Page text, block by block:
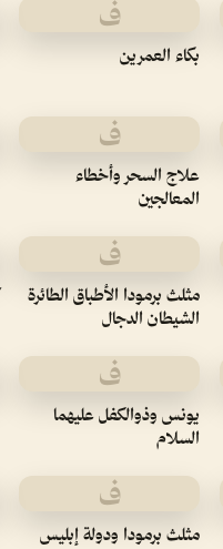
ف
بكاء العمرين
ف
علاج السحر وأخطاء
المعالجين
ف
مثلث برمودا الأطباق الطائرة
الشيطان الدجال
ف
يونس وذوالكفل عليهما
السلام
ف
مثلث برمودا ودولة إبليس